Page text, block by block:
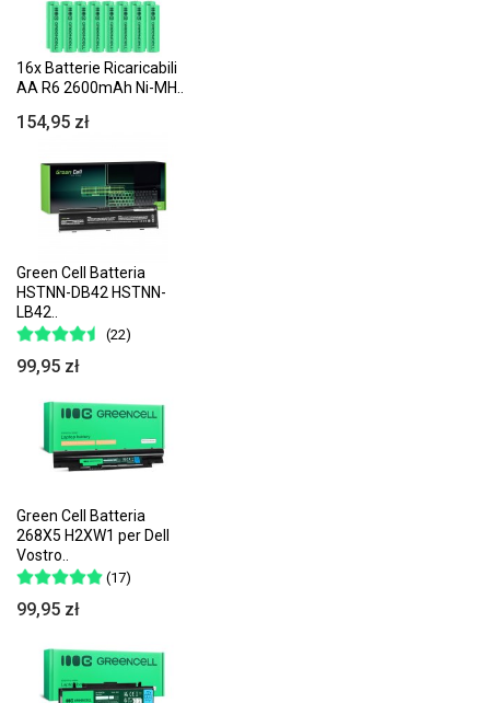
16x Batterie Ricaricabili
AA R6 2600mAh Ni-MH..
154,95 zł
Green Cell Batteria
HSTNN-DB42 HSTNN-
LB42..
(22)
99,95 zł
Green Cell Batteria
268X5 H2XW1 per Dell
Vostro..
(17)
99,95 zł